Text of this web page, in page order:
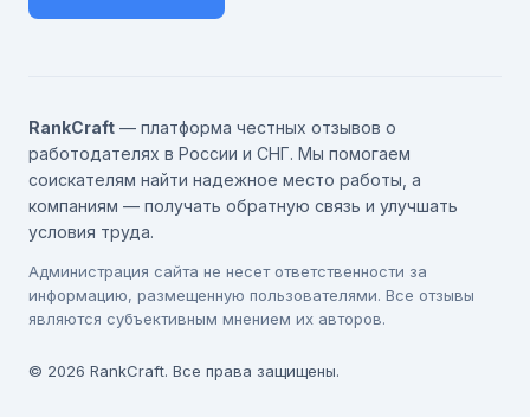
RankCraft — платформа честных отзывов о
работодателях в России и СНГ. Мы помогаем
соискателям найти надежное место работы, а
компаниям — получать обратную связь и улучшать
условия труда.
Администрация сайта не несет ответственности за
информацию, размещенную пользователями. Все отзывы
являются субъективным мнением их авторов.
© 2026 RankCraft. Все права защищены.